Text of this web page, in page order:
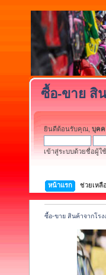
ซื้อ-ขาย สิ
ยินดีต้อนรับคุณ, บุคค
เข้าสู่ระบบด้วยชื่อผู้ใ
หน้าแรก ช่วยเหลือ
ซื้อ-ขาย สินค้าจากโร